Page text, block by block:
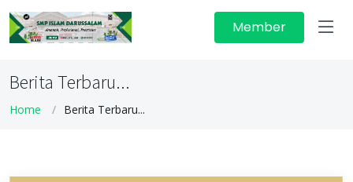
Member
Berita Terbaru...
Home Berita Terbaru...